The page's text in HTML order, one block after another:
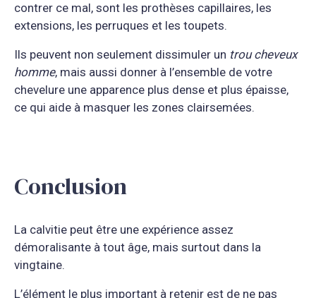
contrer ce mal, sont les prothèses capillaires, les
extensions, les perruques et les toupets.
Ils peuvent non seulement dissimuler un trou cheveux
homme, mais aussi donner à l’ensemble de votre
chevelure une apparence plus dense et plus épaisse,
ce qui aide à masquer les zones clairsemées.
Conclusion
La calvitie peut être une expérience assez
démoralisante à tout âge, mais surtout dans la
vingtaine.
L’élément le plus important à retenir est de ne pas